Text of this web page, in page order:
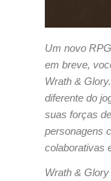
Um novo
em breve,
Wrath & Glory
diferente do
suas forças
personagens
colaborativas
Wrath & Glory